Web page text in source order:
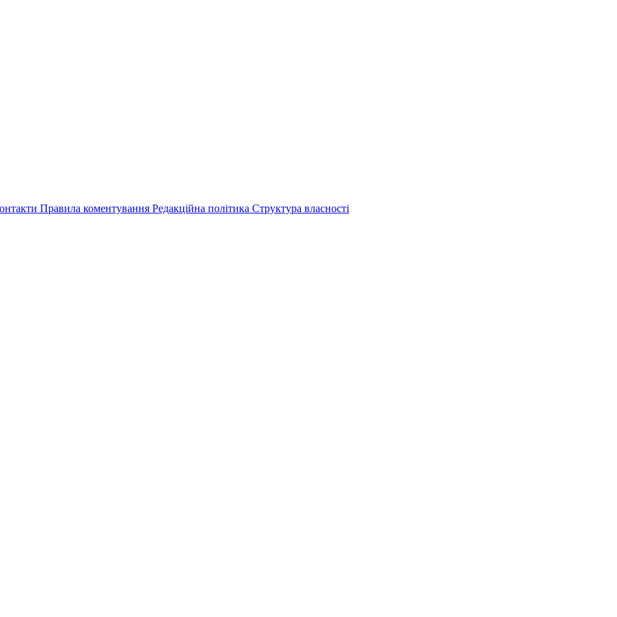
Правила коментування Редакційна політика Структура власності